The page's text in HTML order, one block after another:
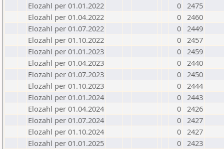
Elozahl per 01.01.2022
0 2475
Elozahl per 01.04.2022
0 2460
Elozahl per 01.07.2022
0 2449
Elozahl per 01.10.2022
0 2457
Elozahl per 01.01.2023
0 2459
Elozahl per 01.04.2023
0 2440
Elozahl per 01.07.2023
0 2450
Elozahl per 01.10.2023
0 2444
Elozahl per 01.01.2024
0 2443
Elozahl per 01.04.2024
0 2426
Elozahl per 01.07.2024
0 2427
Elozahl per 01.10.2024
0 2427
Elozahl per 01.01.2025
0 2423